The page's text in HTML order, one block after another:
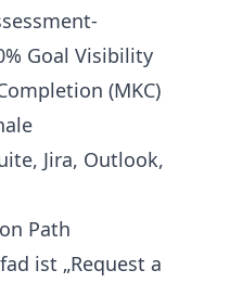
Goal Visibility
(MKC)
Jira, Outlook,
Path
ist „Request a